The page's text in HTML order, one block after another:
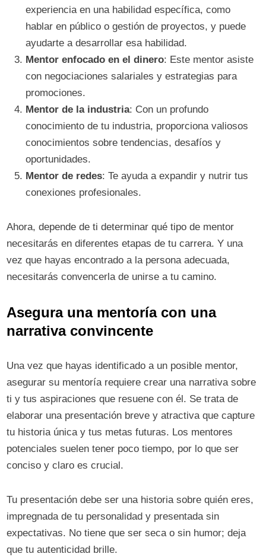
experiencia en una habilidad específica, como
hablar en público o gestión de proyectos, y puede
ayudarte a desarrollar esa habilidad.
Mentor enfocado en el dinero: Este mentor asiste
con negociaciones salariales y estrategias para
promociones.
Mentor de la industria: Con un profundo
conocimiento de tu industria, proporciona valiosos
conocimientos sobre tendencias, desafíos y
oportunidades.
Mentor de redes: Te ayuda a expandir y nutrir tus
conexiones profesionales.
Ahora, depende de ti determinar qué tipo de mentor
necesitarás en diferentes etapas de tu carrera. Y una
vez que hayas encontrado a la persona adecuada,
necesitarás convencerla de unirse a tu camino.
Asegura una mentoría con una
narrativa convincente
Una vez que hayas identificado a un posible mentor,
asegurar su mentoría requiere crear una narrativa sobre
ti y tus aspiraciones que resuene con él. Se trata de
elaborar una presentación breve y atractiva que capture
tu historia única y tus metas futuras. Los mentores
potenciales suelen tener poco tiempo, por lo que ser
conciso y claro es crucial.
Tu presentación debe ser una historia sobre quién eres,
impregnada de tu personalidad y presentada sin
expectativas. No tiene que ser seca o sin humor; deja
que tu autenticidad brille.